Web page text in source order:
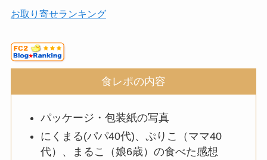
お取り寄せランキング
食レポの内容
パッケージ・包装紙の写真
にくまる(パパ40代)、ぷりこ（ママ40
代）、まるこ（娘6歳）の食べた感想